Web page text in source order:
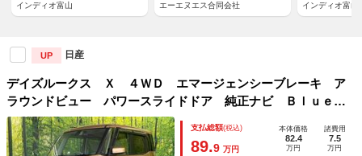
インディオ富山 エーエヌエス合同会社 インディオ富山
UP 日産
デイズルークス Ｘ ４ＷＤ エマージェンシーブレーキ ア
ラウンドビュー パワースライドドア 純正ナビ Ｂｌｕｅｔ
ｏｏｔｈ ドライブレコーダー フルセグ 禁煙車 スマート
キー オートエアコン 電動格納ミラー ドアバイザー
支払総額(税込)
89.9 万円
本体価格
82.4
万円
諸費用
7.5
万円